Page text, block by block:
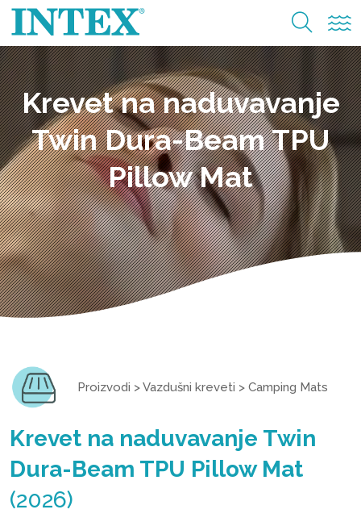
Krevet na naduvavanje
Twin Dura-Beam TPU
Pillow Mat
Proizvodi >Vazdušni kreveti > Camping Mats
Krevet na naduvavanje Twin
Dura-Beam TPU Pillow Mat
(2026)